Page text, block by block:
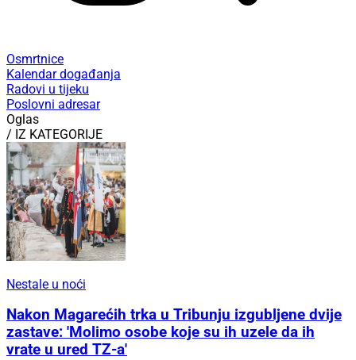
Osmrtnice
Kalendar događanja
Radovi u tijeku
Poslovni adresar
Oglas
/ IZ KATEGORIJE
Nestale u noći
Nakon Magarećih trka u Tribunju izgubljene dvije
zastave: 'Molimo osobe koje su ih uzele da ih
vrate u ured TZ-a'